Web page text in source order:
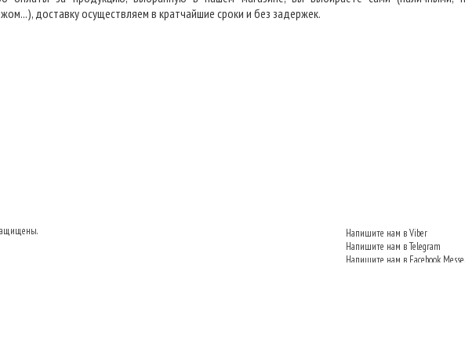
доставку осуществляем в кратчайшие сроки и без задержек.
Напишите нам в Viber
Напишите нам в Telegram
Напишите нам в Facebook